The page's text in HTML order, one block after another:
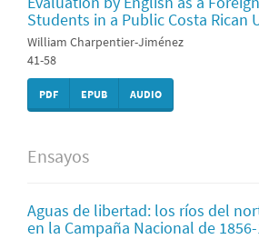
Students in a Public Costa Rican
William Charpentier-Jiménez
41-58
PDF EPUB AUDIO
Ensayos
Aguas de libertad: los ríos del
en la Campaña Nacional de